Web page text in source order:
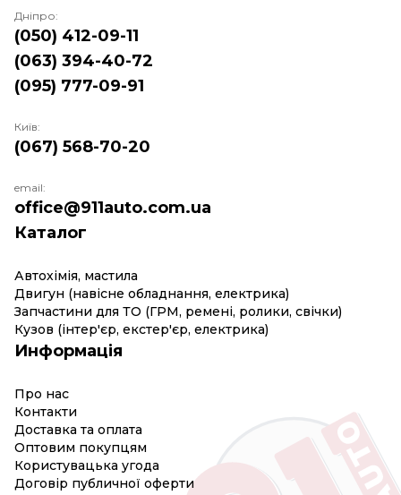
Каталог
Автохімія, мастила
Двигун (навісне обладнання, електрика)
Запчастини для ТО (ГРМ, ремені, ролики, свічки)
Кузов (інтер'єр, екстер'єр, електрика)
Информація
Про нас
Контакти
Доставка та оплата
Оптовим покупцям
Користувацька угода
Договір публичної оферти
Дніпро:
(050) 412-09-11
(063) 394-40-72
(095) 777-09-91
Київ:
(067) 568-70-20
email:
office@911auto.com.ua